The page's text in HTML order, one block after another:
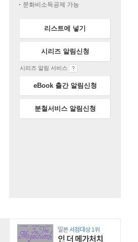
문화비소득공제 가능
리스트에 넣기
시리즈 알림신청
시리즈 알림 서비스
eBook 출간 알림신청
분철서비스 알림신청